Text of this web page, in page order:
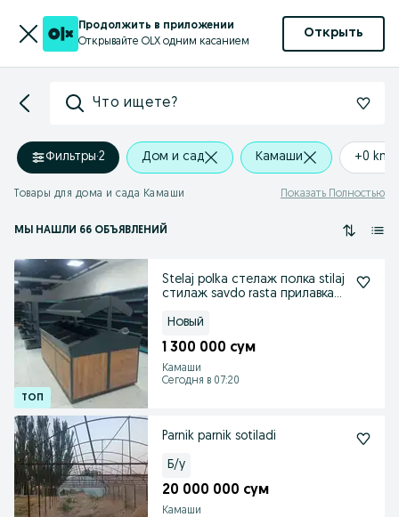
Продолжить в приложении
Открывайте OLX одним касанием
Открыть
Что ищете?
Фильтры·2 Дом и сад Камаши +0 km
Товары для дома и сада Камаши Показать Полностью
МЫ НАШЛИ 66 ОБЪЯВЛЕНИЙ
Stelaj polka стелаж полка stilaj
стилаж savdo rasta прилавка
Новый
1 300 000 сум
Камаши
Сегодня в 07:20
Parnik parnik sotiladi
Б/у
20 000 000 сум
Камаши